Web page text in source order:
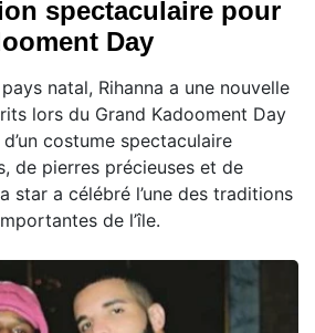
spectaculaire pour
Day
natal, Rihanna a une nouvelle
lors du Grand Kadooment Day
costume spectaculaire
de pierres précieuses et de
star a célébré l’une des traditions
de l’île.